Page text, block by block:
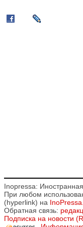
Inopressa:
При любом
(hyperlink) на
Обратная связь:
Подписка на новости